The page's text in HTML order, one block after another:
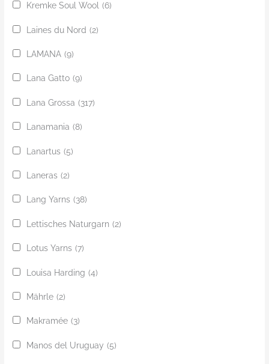
Kremke Soul Wool (6)
Laines du Nord (2)
LAMANA (9)
Lana Gatto (9)
Lana Grossa (317)
Lanamania (8)
Lanartus (5)
Laneras (2)
Lang Yarns (38)
Lettisches Naturgarn (2)
Lotus Yarns (7)
Louisa Harding (4)
Mährle (2)
Makramée (3)
Manos del Uruguay (5)